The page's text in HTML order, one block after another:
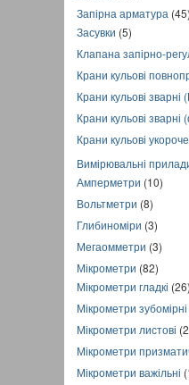
Запірна арматура (45)
Засувки (5)
Клапана запірно-
Крани кульові
Крани кульові
Крани кульові
Крани кульові
Вимірювальні
Амперметри (10)
Вольтметри (8)
Глибиноміри (3)
Мегаомметри (3)
Мікрометри (82)
Мікрометри гладкі (26)
Мікрометри зубомірні
Мікрометри листові
Мікрометри
Мікрометри важільні